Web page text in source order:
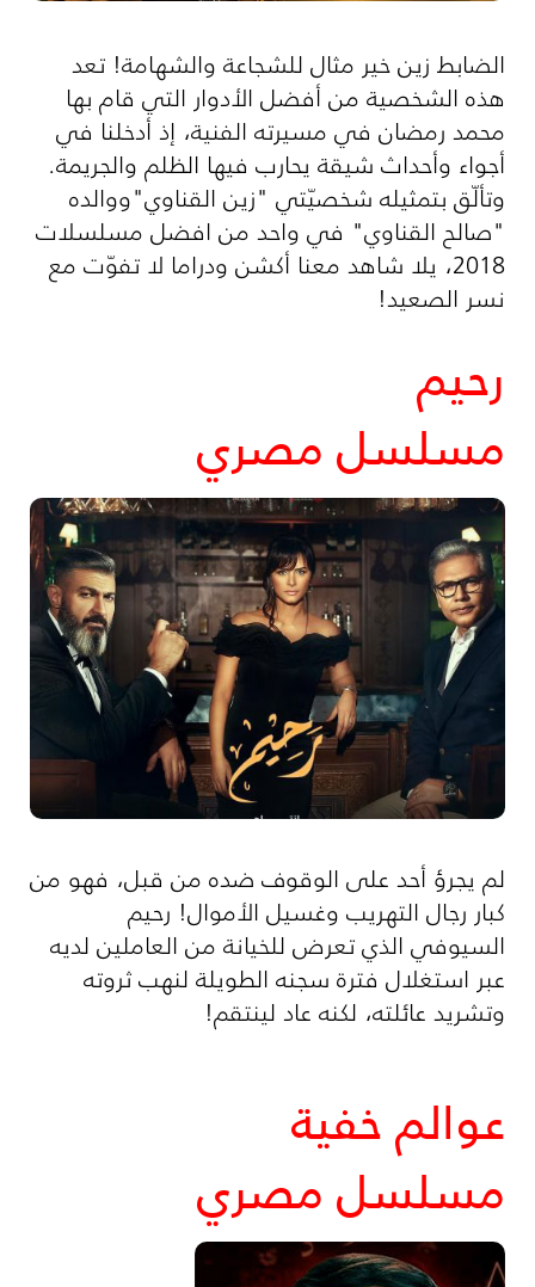
الضابط زين خير مثال للشجاعة والشهامة! تعد
هذه الشخصية من أفضل الأدوار التي قام بها
محمد رمضان في مسيرته الفنية، إذ أدخلنا في
أجواء وأحداث شيقة يحارب فيها الظلم والجريمة.
وتألّق بتمثيله شخصيّتي "زين القناوي"ووالده
"صالح القناوي" في واحد من افضل مسلسلات
2018، يلا شاهد معنا أكشن ودراما لا تفوّت مع
نسر الصعيد!
رحيم
مسلسل مصري
لم يجرؤ أحد على الوقوف ضده من قبل، فهو من
كبار رجال التهريب وغسيل الأموال! رحيم
السيوفي الذي تعرض للخيانة من العاملين لديه
عبر استغلال فترة سجنه الطويلة لنهب ثروته
وتشريد عائلته، لكنه عاد لينتقم!
عوالم خفية
مسلسل مصري